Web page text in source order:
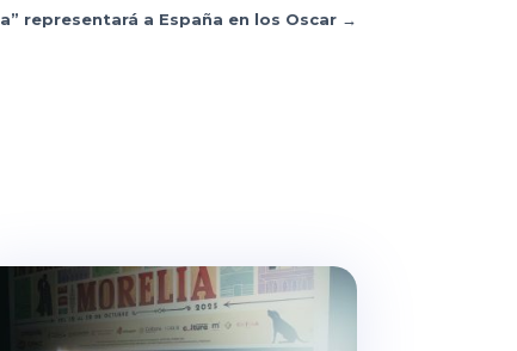
representará a España en los Oscar→